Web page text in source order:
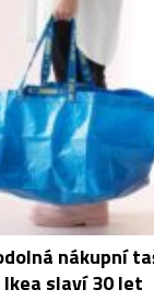
nákupní
Ikea slaví 30 let